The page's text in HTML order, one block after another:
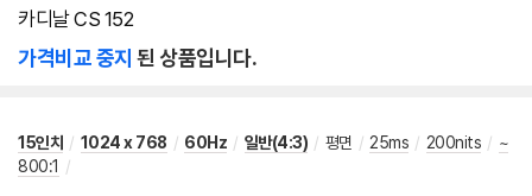
카디날 CS 152
가격비교 중지 된 상품입니다.
15인치 / 1024 x 768 / 60Hz / 일반(4:3) / 평면 / 25ms / 200nits / ~
800:1 /